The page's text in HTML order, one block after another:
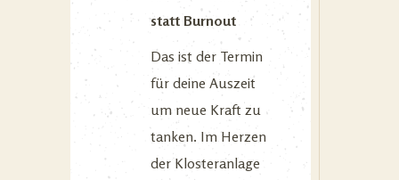
statt Burnout
Das ist der Termin
für deine Auszeit
um neue Kraft zu
tanken. Im Herzen
der Klosteranlage